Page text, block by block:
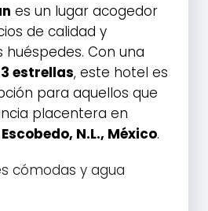
es un lugar acogedor
de calidad y
Con una
estrellas, este hotel es
para aquellos que
placentera en
N.L., México.
cómodas y agua